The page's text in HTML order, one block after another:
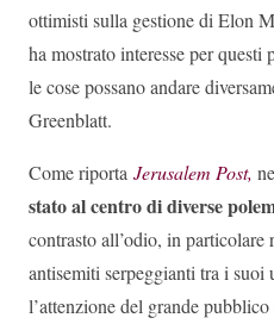
ottimisti sulla gestione di Elon
ha mostrato interesse per
le cose possano andare
Greenblatt.
Come riporta Jerusalem Post,
stato al centro di diverse
contrasto all’odio, in
antisemiti serpeggianti tra i suoi
l’attenzione del grande